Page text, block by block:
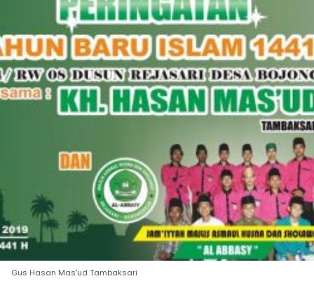
Gus Hasan Mas'ud Tambaksari